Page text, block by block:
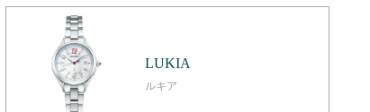
LUKIA
ルキア